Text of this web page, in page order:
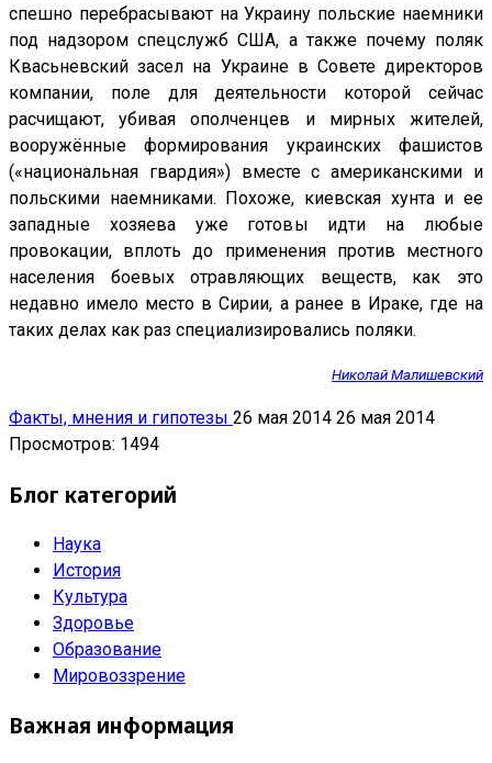
спешно перебрасывают на Украину польские наемники
под надзором спецслужб США, а также почему поляк
Квасьневский засел на Украине в Совете директоров
компании, поле для деятельности которой сейчас
расчищают, убивая ополченцев и мирных жителей,
вооружённые формирования украинских фашистов
(«национальная гвардия») вместе с американскими и
польскими наемниками. Похоже, киевская хунта и ее
западные хозяева уже готовы идти на любые
провокации, вплоть до применения против местного
населения боевых отравляющих веществ, как это
недавно имело место в Сирии, а ранее в Ираке, где на
таких делах как раз специализировались поляки.
Николай Малишевский
Факты, мнения и гипотезы 26 мая 2014 26 мая 2014
Просмотров: 1494
Блог категорий
Наука
История
Культура
Здоровье
Образование
Мировоззрение
Важная информация